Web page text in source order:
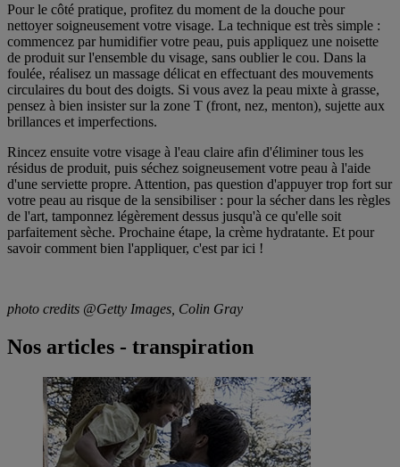
Pour le côté pratique, profitez du moment de la douche pour
nettoyer soigneusement votre visage. La technique est très simple :
commencez par humidifier votre peau, puis appliquez une noisette
de produit sur l'ensemble du visage, sans oublier le cou. Dans la
foulée, réalisez un massage délicat en effectuant des mouvements
circulaires du bout des doigts. Si vous avez la peau mixte à grasse,
pensez à bien insister sur la zone T (front, nez, menton), sujette aux
brillances et imperfections.
Rincez ensuite votre visage à l'eau claire afin d'éliminer tous les
résidus de produit, puis séchez soigneusement votre peau à l'aide
d'une serviette propre. Attention, pas question d'appuyer trop fort sur
votre peau au risque de la sensibiliser : pour la sécher dans les règles
de l'art, tamponnez légèrement dessus jusqu'à ce qu'elle soit
parfaitement sèche. Prochaine étape, la crème hydratante. Et pour
savoir comment bien l'appliquer, c'est par ici !
photo credits @Getty Images, Colin Gray
Nos articles - transpiration